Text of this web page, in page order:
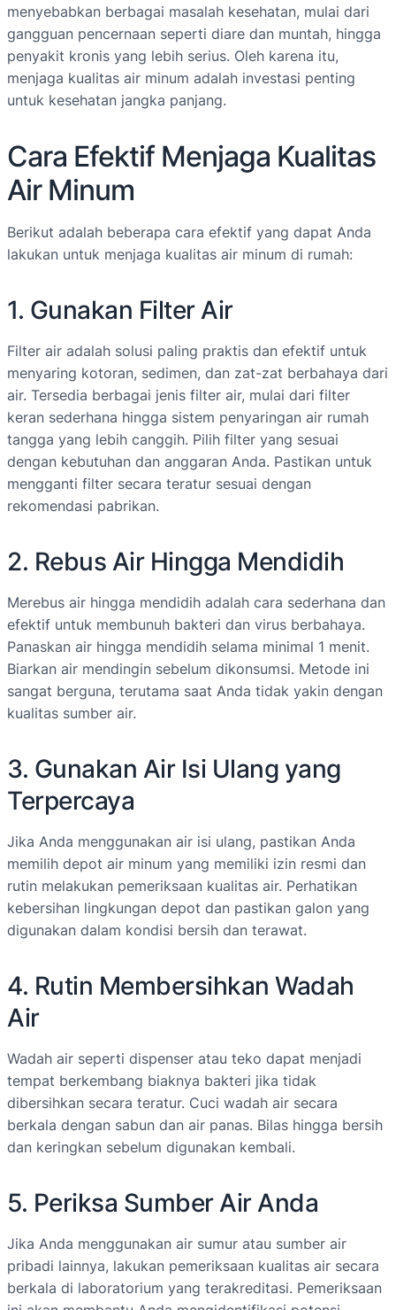
menyebabkan berbagai masalah kesehatan, mulai dari
gangguan pencernaan seperti diare dan muntah, hingga
penyakit kronis yang lebih serius. Oleh karena itu,
menjaga kualitas air minum adalah investasi penting
untuk kesehatan jangka panjang.
Cara Efektif Menjaga Kualitas
Air Minum
Berikut adalah beberapa cara efektif yang dapat Anda
lakukan untuk menjaga kualitas air minum di rumah:
1. Gunakan Filter Air
Filter air adalah solusi paling praktis dan efektif untuk
menyaring kotoran, sedimen, dan zat-zat berbahaya dari
air. Tersedia berbagai jenis filter air, mulai dari filter
keran sederhana hingga sistem penyaringan air rumah
tangga yang lebih canggih. Pilih filter yang sesuai
dengan kebutuhan dan anggaran Anda. Pastikan untuk
mengganti filter secara teratur sesuai dengan
rekomendasi pabrikan.
2. Rebus Air Hingga Mendidih
Merebus air hingga mendidih adalah cara sederhana dan
efektif untuk membunuh bakteri dan virus berbahaya.
Panaskan air hingga mendidih selama minimal 1 menit.
Biarkan air mendingin sebelum dikonsumsi. Metode ini
sangat berguna, terutama saat Anda tidak yakin dengan
kualitas sumber air.
3. Gunakan Air Isi Ulang yang
Terpercaya
Jika Anda menggunakan air isi ulang, pastikan Anda
memilih depot air minum yang memiliki izin resmi dan
rutin melakukan pemeriksaan kualitas air. Perhatikan
kebersihan lingkungan depot dan pastikan galon yang
digunakan dalam kondisi bersih dan terawat.
4. Rutin Membersihkan Wadah
Air
Wadah air seperti dispenser atau teko dapat menjadi
tempat berkembang biaknya bakteri jika tidak
dibersihkan secara teratur. Cuci wadah air secara
berkala dengan sabun dan air panas. Bilas hingga bersih
dan keringkan sebelum digunakan kembali.
5. Periksa Sumber Air Anda
Jika Anda menggunakan air sumur atau sumber air
pribadi lainnya, lakukan pemeriksaan kualitas air secara
berkala di laboratorium yang terakreditasi. Pemeriksaan